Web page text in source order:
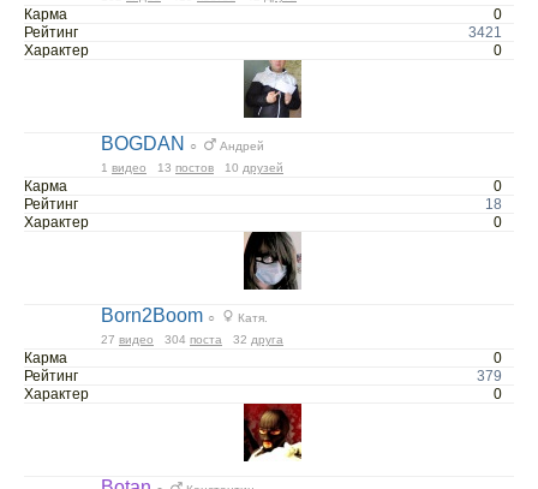
Карма
0
Рейтинг
3421
Характер
0
BOGDAN ○
Андрей
1 видео 13 постов 10 друзей
Карма
0
Рейтинг
18
Характер
0
Born2Boom ○
Катя.
27 видео 304 поста 32 друга
Карма
0
Рейтинг
379
Характер
0